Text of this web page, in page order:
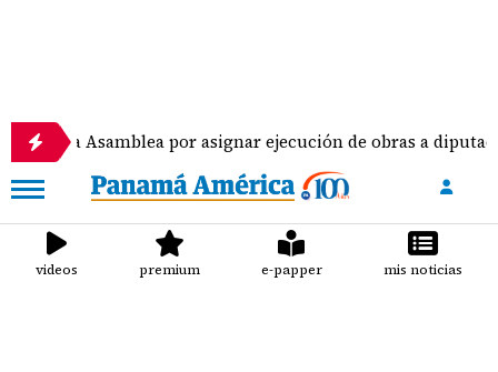
Asamblea por asignar ejecución de obras a diputados
videos premium e-papper mis noticias